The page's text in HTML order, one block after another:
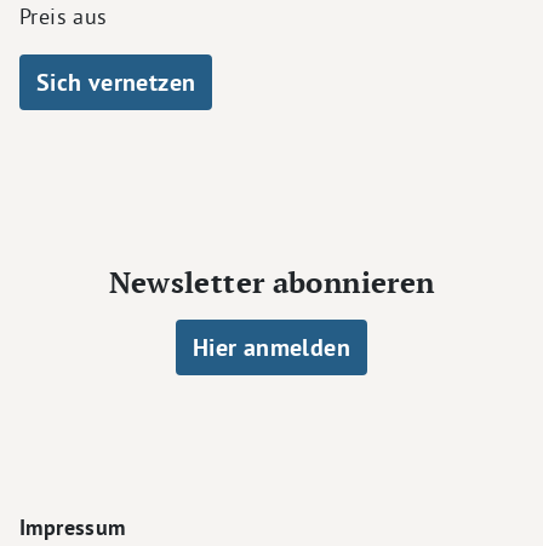
Preis aus
Sich vernetzen
Newsletter abonnieren
Hier anmelden
Footer Navigation
Impressum